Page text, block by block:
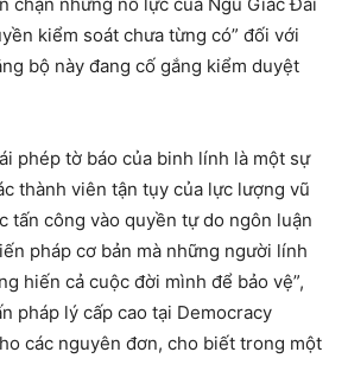
chặn những nỗ lực của Ngũ Giác Đài
kiểm soát chưa từng có” đối với
bộ này đang cố gắng kiểm duyệt
phép tờ báo của binh lính là một sự
thành viên tận tụy của lực lượng vũ
tấn công vào quyền tự do ngôn luận
pháp cơ bản mà những người lính
hiến cả cuộc đời mình để bảo vệ”,
pháp lý cấp cao tại Democracy
các nguyên đơn, cho biết trong một